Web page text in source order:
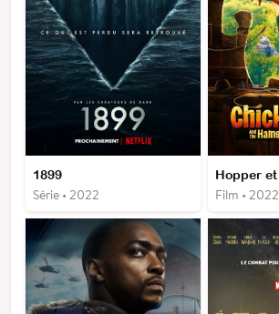
1899
Série • 2022 Film • 2022